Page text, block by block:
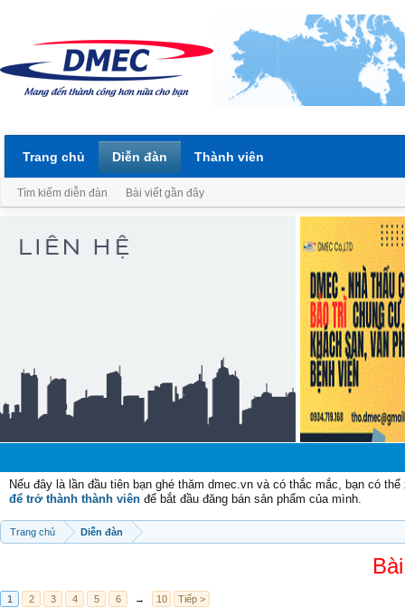
Nếu đây là lần đầu tiên bạn ghé thăm dmec.vn và có thắc mắc, bạn có
để trở thành thành viên để bắt đầu đăng bán sản phẩm của mình.
Trang chủ Diễn đàn
1 2 3 4 5 6 → 10 Tiếp >
Trang chủ Diễn đàn
Tìm kiếm diễn đàn Bài viết gần đây
Thành viên